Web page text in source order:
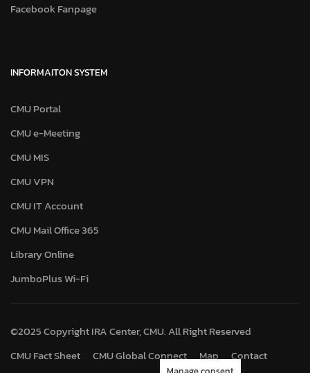
Facebook Fanpage
INFORMAITON SYSTEM
CMU Portal
CMU e-Meeting
CMU MIS
CMU VPN
CMU IT Account
CMU Mail Office 365
Library Online
JumboPlus Wi-Fi
©2025 Copyright IRA Center, CMU. All Right Reserved
CMU Fact Sheet
CMU Global Connect Map Contact